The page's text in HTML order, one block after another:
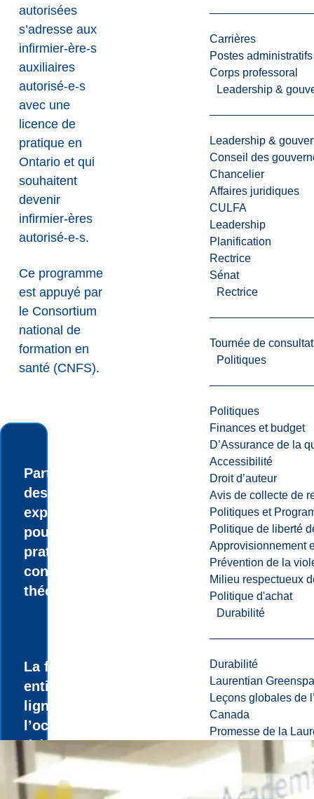
Carrières
Postes
Corps professoral
Leadership &
Leadership &
Conseil des
Chancelier
Affaires juridiques
CULFA
Leadership
Planification
Rectrice
Sénat
Rectrice
Tournée de
Politiques
Politiques
Finances et budget
D’Assurance de la
Accessibilité
Droit d’auteur
Avis de collecte de
Politiques et
Politique de liberté
Approvisionnement
Prévention de la
Milieu respectueux
Politique d'achat
Durabilité
Durabilité
Laurentian
Leçons globales de
Canada
Promesse de la
autorisées
s’adresse aux
infirmier-ère-s
auxiliaires
autorisé-e-s
avec une
licence de
pratique en
Ontario et qui
souhaitent
devenir
infirmier-ères
autorisé-e-s.
Ce programme
est appuyé par
le Consortium
national de
formation en
santé (CNFS).
Participez à
des activités
expérientielles
pour mettre en
pratique vos
connaissances
théoriques.
La formation
entièrement en
ligne offre
l’occasion
d’étudier tout
en maintenant
un emploi et de